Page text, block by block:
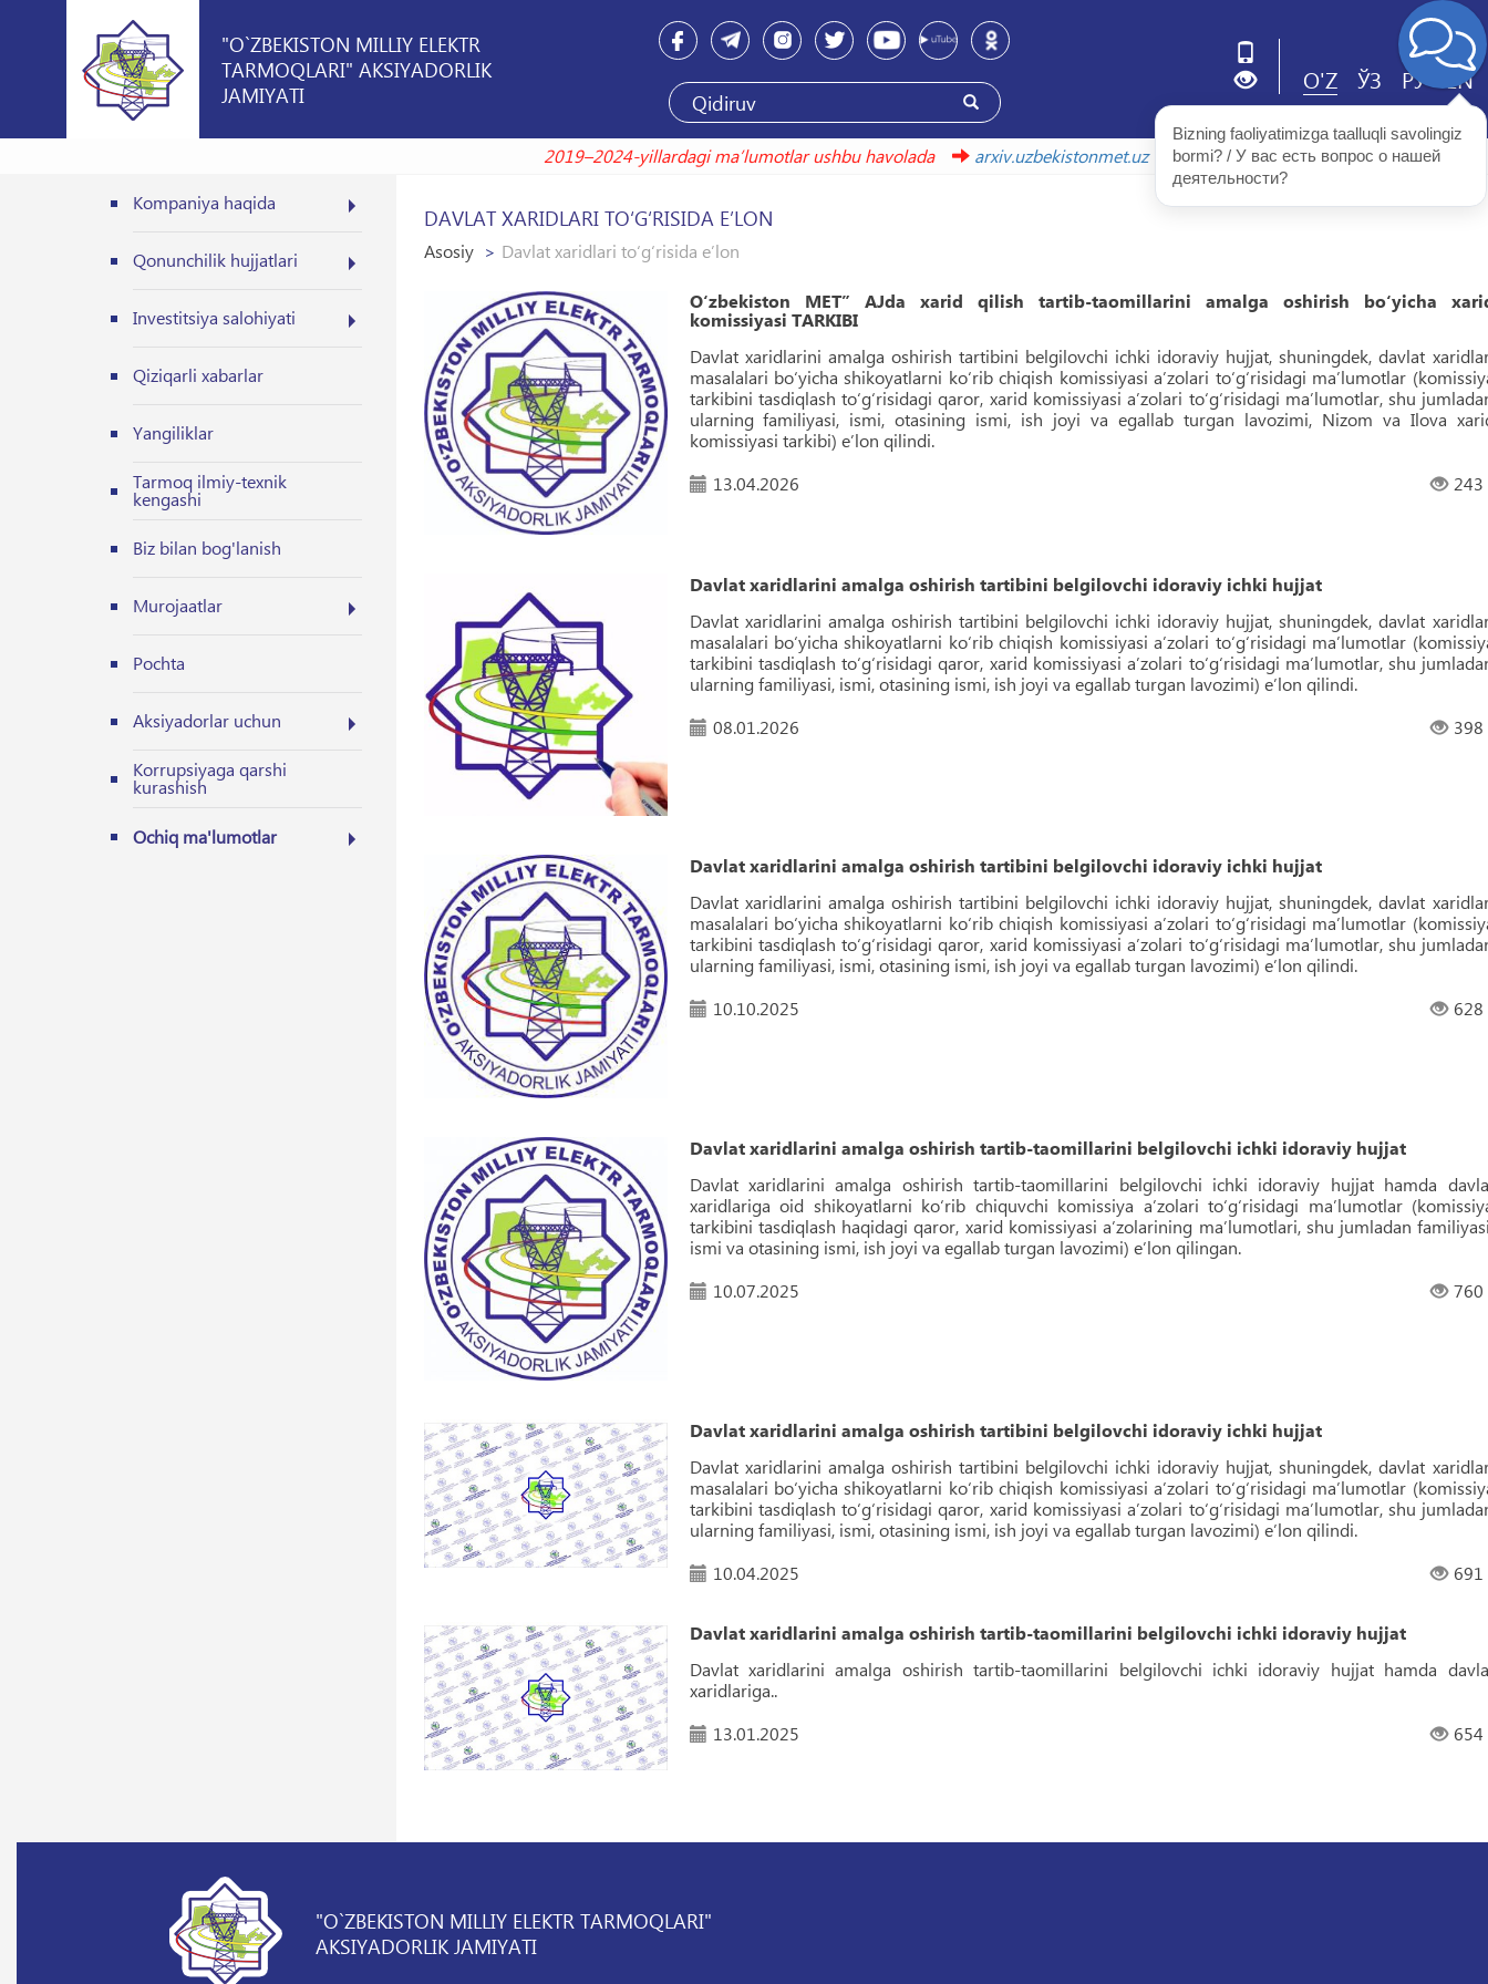
"O`ZBEKISTON MILLIY ELEKTR
TARMOQLARI" AKSIYADORLIK
JAMIYATI
O'Z ЎЗ РУ EN
2019–2024-yillardagi maʼlumotlar ushbu havolada
arxiv.uzbekistonmet.uz
Kompaniya haqida
Qonunchilik hujjatlari
Investitsiya salohiyati
Qiziqarli xabarlar
Yangiliklar
Tarmoq ilmiy-texnik
kengashi
Biz bilan bog'lanish
Murojaatlar
Pochta
Aksiyadorlar uchun
Korrupsiyaga qarshi
kurashish
Ochiq ma'lumotlar
DAVLAT XARIDLARI TO‘G‘RISIDA EʼLON
Asosiy Davlat xaridlari to‘g‘risida eʼlon
O‘zbekiston MET” AJda xarid qilish tartib-taomillarini amalga oshirish bo‘yicha
komissiyasi TARKIBI
Davlat xaridlarini amalga oshirish tartibini belgilovchi ichki idoraviy hujjat, shuningdek, davlat
masalalari boʻyicha shikoyatlarni koʻrib chiqish komissiyasi aʼzolari toʻgʻrisidagi maʼlumotlar
tarkibini tasdiqlash toʻgʻrisidagi qaror, xarid komissiyasi aʼzolari toʻgʻrisidagi maʼlumotlar, shu
ularning familiyasi, ismi, otasining ismi, ish joyi va egallab turgan lavozimi, Nizom va Ilova
komissiyasi tarkibi) eʼlon qilindi.
13.04.2026
243
Davlat xaridlarini amalga oshirish tartibini belgilovchi idoraviy ichki hujjat
Davlat xaridlarini amalga oshirish tartibini belgilovchi ichki idoraviy hujjat, shuningdek, davlat
masalalari boʻyicha shikoyatlarni koʻrib chiqish komissiyasi aʼzolari toʻgʻrisidagi maʼlumotlar
tarkibini tasdiqlash toʻgʻrisidagi qaror, xarid komissiyasi aʼzolari toʻgʻrisidagi maʼlumotlar, shu
ularning familiyasi, ismi, otasining ismi, ish joyi va egallab turgan lavozimi) eʼlon qilindi.
08.01.2026
398
Davlat xaridlarini amalga oshirish tartibini belgilovchi idoraviy ichki hujjat
Davlat xaridlarini amalga oshirish tartibini belgilovchi ichki idoraviy hujjat, shuningdek, davlat
masalalari boʻyicha shikoyatlarni koʻrib chiqish komissiyasi aʼzolari toʻgʻrisidagi maʼlumotlar
tarkibini tasdiqlash toʻgʻrisidagi qaror, xarid komissiyasi aʼzolari toʻgʻrisidagi maʼlumotlar, shu
ularning familiyasi, ismi, otasining ismi, ish joyi va egallab turgan lavozimi) eʼlon qilindi.
10.10.2025
628
Davlat xaridlarini amalga oshirish tartib-taomillarini belgilovchi ichki idoraviy hujjat
Davlat xaridlarini amalga oshirish tartib-taomillarini belgilovchi ichki idoraviy hujjat hamda
xaridlariga oid shikoyatlarni ko‘rib chiquvchi komissiya aʼzolari to‘g‘risidagi maʼlumotlar
tarkibini tasdiqlash haqidagi qaror, xarid komissiyasi aʼzolarining maʼlumotlari, shu jumladan
ismi va otasining ismi, ish joyi va egallab turgan lavozimi) eʼlon qilingan.
10.07.2025
760
Davlat xaridlarini amalga oshirish tartibini belgilovchi idoraviy ichki hujjat
Davlat xaridlarini amalga oshirish tartibini belgilovchi ichki idoraviy hujjat, shuningdek, davlat
masalalari boʻyicha shikoyatlarni koʻrib chiqish komissiyasi aʼzolari toʻgʻrisidagi maʼlumotlar
tarkibini tasdiqlash toʻgʻrisidagi qaror, xarid komissiyasi aʼzolari toʻgʻrisidagi maʼlumotlar, shu
ularning familiyasi, ismi, otasining ismi, ish joyi va egallab turgan lavozimi) eʼlon qilindi.
10.04.2025
691
Davlat xaridlarini amalga oshirish tartib-taomillarini belgilovchi ichki idoraviy hujjat
Davlat xaridlarini amalga oshirish tartib-taomillarini belgilovchi ichki idoraviy hujjat hamda
xaridlariga..
13.01.2025
654
"O`ZBEKISTON MILLIY ELEKTR TARMOQLARI"
AKSIYADORLIK JAMIYATI
Bizning faoliyatimizga taalluqli savolingiz
bormi? / У вас есть вопрос о нашей
деятельности?